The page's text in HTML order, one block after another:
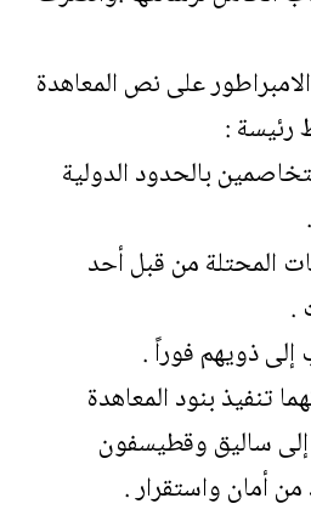
على نص المعاهدة
رئيسة :
بالحدود الدولية
المحتلة من قبل أحد
.
ذويهم فوراً .
تنفيذ بنود المعاهدة
ساليق وقطيسفون
أمان واستقرار .